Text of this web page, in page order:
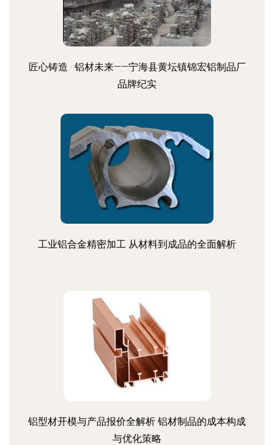
匠心铸造 · 铝材未来——宁海县黄坛镇锦宏铝制品厂
品牌纪实
工业铝合金精密加工 从材料到成品的全面解析
铝型材开模与产品报价全解析 铝材制品的成本构成
与优化策略